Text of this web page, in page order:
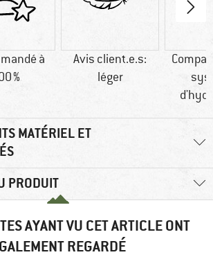
à
%
Avis client.e.s:
léger
MATÉRIEL ET
PRODUIT
AYANT VU CET ARTICLE ONT
REGARDÉ